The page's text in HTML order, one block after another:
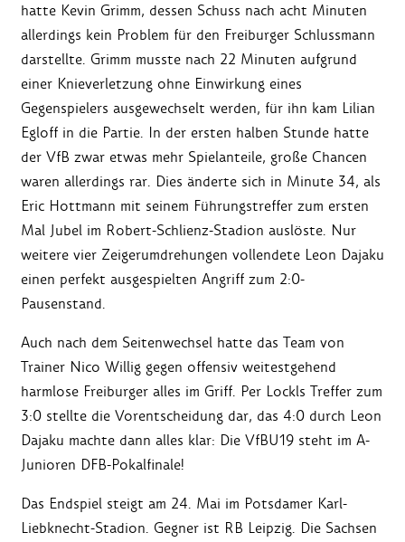
hatte Kevin Grimm, dessen Schuss nach acht Minuten
allerdings kein Problem für den Freiburger Schlussmann
darstellte. Grimm musste nach 22 Minuten aufgrund
einer Knieverletzung ohne Einwirkung eines
Gegenspielers ausgewechselt werden, für ihn kam Lilian
Egloff in die Partie. In der ersten halben Stunde hatte
der VfB zwar etwas mehr Spielanteile, große Chancen
waren allerdings rar. Dies änderte sich in Minute 34, als
Eric Hottmann mit seinem Führungstreffer zum ersten
Mal Jubel im Robert-Schlienz-Stadion auslöste. Nur
weitere vier Zeigerumdrehungen vollendete Leon Dajaku
einen perfekt ausgespielten Angriff zum 2:0-
Pausenstand.
Auch nach dem Seitenwechsel hatte das Team von
Trainer Nico Willig gegen offensiv weitestgehend
harmlose Freiburger alles im Griff. Per Lockls Treffer zum
3:0 stellte die Vorentscheidung dar, das 4:0 durch Leon
Dajaku machte dann alles klar: Die VfBU19 steht im A-
Junioren DFB-Pokalfinale!
Das Endspiel steigt am 24. Mai im Potsdamer Karl-
Liebknecht-Stadion. Gegner ist RB Leipzig. Die Sachsen